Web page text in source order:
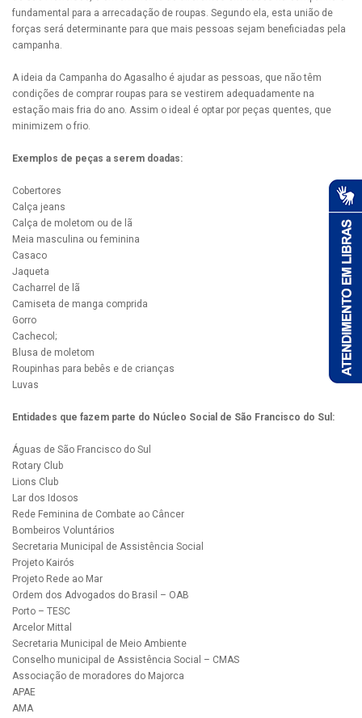
fundamental para a arrecadação de roupas. Segundo ela, esta união de
forças será determinante para que mais pessoas sejam beneficiadas pela
campanha.
A ideia da Campanha do Agasalho é ajudar as pessoas, que não têm
condições de comprar roupas para se vestirem adequadamente na
estação mais fria do ano. Assim o ideal é optar por peças quentes, que
minimizem o frio.
Exemplos de peças a serem doadas:
Cobertores
Calça jeans
Calça de moletom ou de lã
Meia masculina ou feminina
Casaco
Jaqueta
Cacharrel de lã
Camiseta de manga comprida
Gorro
Cachecol;
Blusa de moletom
Roupinhas para bebês e de crianças
Luvas
Entidades que fazem parte do Núcleo Social de São Francisco do Sul:
Águas de São Francisco do Sul
Rotary Club
Lions Club
Lar dos Idosos
Rede Feminina de Combate ao Câncer
Bombeiros Voluntários
Secretaria Municipal de Assistência Social
Projeto Kairós
Projeto Rede ao Mar
Ordem dos Advogados do Brasil – OAB
Porto – TESC
Arcelor Mittal
Secretaria Municipal de Meio Ambiente
Conselho municipal de Assistência Social – CMAS
Associação de moradores do Majorca
APAE
AMA